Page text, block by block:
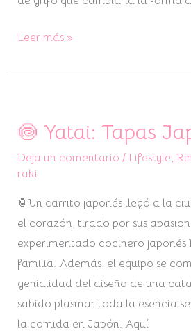
Leer más »
🍥 Yatai: Tapas
Deja un comentario / Lifestyle,
raki
🏮Un carrito japonés llegó a la
el corazón, tirado por sus
experimentado cocinero japonés
familia. Además, el equipo se
genialidad del diseño de una
sabido plasmar toda la esencia
la comida en Japón. Aquí
🍥
Tapas
🍛